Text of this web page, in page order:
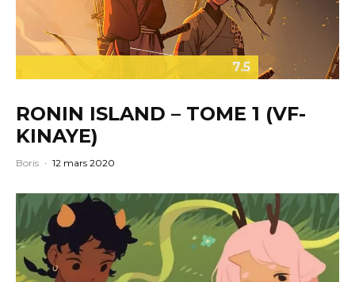
7.5
RONIN ISLAND – TOME 1 (VF-
KINAYE)
Boris · 12 mars 2020